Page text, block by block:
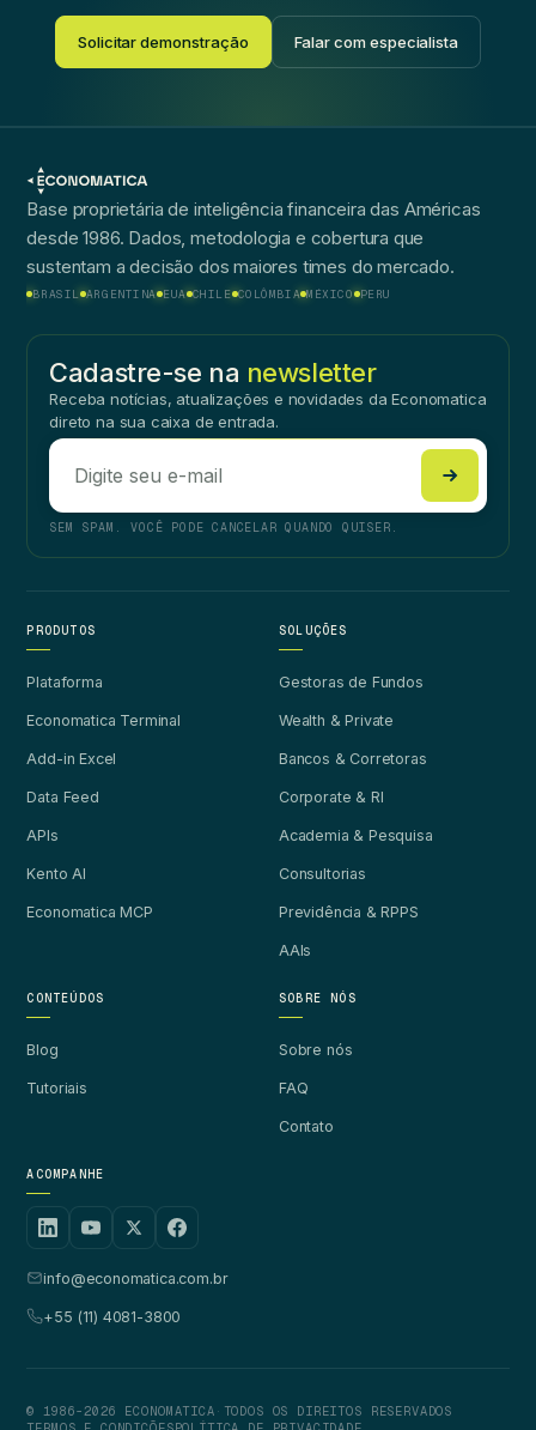
Solicitar demonstração Falar com especialista
Base proprietária de inteligência financeira das Américas
desde 1986. Dados, metodologia e cobertura que
sustentam a decisão dos maiores times do mercado.
BRASIL ARGENTINA EUA CHILE COLÔMBIA MÉXICO PERU
Cadastre-se na newsletter
Receba notícias, atualizações e novidades da Economatica
direto na sua caixa de entrada.
SEM SPAM. VOCÊ PODE CANCELAR QUANDO QUISER.
PRODUTOS
Plataforma
Economatica Terminal
Add-in Excel
Data Feed
APIs
Kento AI
Economatica MCP
SOLUÇÕES
Gestoras de Fundos
Wealth & Private
Bancos & Corretoras
Corporate & RI
Academia & Pesquisa
Consultorias
Previdência & RPPS
AAIs
CONTEÚDOS
Blog
Tutoriais
SOBRE NÓS
Sobre nós
FAQ
Contato
ACOMPANHE
info@economatica.com.br
+55 (11) 4081-3800
© 1986-2026 ECONOMATICA · TODOS OS DIREITOS RESERVADOS